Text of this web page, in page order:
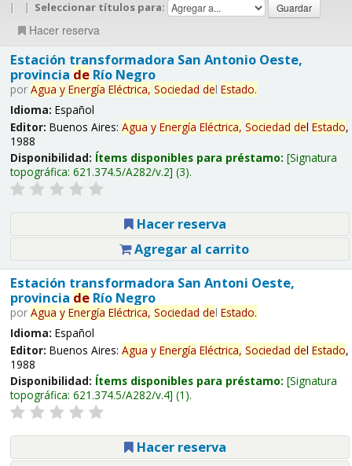
| | Seleccionar títulos para:
Hacer reserva
Estación transformadora San Antonio Oeste,
provincia deRío Negro
por Agua y Energía Eléctrica, Sociedad del Estado.
Idioma: Español
Editor: Buenos Aires: Agua y Energía Eléctrica, Sociedad del Estado,
1988
Disponibilidad: Ítems disponibles para préstamo: Signatura
topográfica: 621.374.5/A282/v.2 (3).
Hacer reserva
Agregar al carrito
Estación transformadora San Antoni Oeste,
provincia deRío Negro
por Agua y Energía Eléctrica, Sociedad del Estado.
Idioma: Español
Editor: Buenos Aires: Agua y Energía Eléctrica, Sociedad del Estado,
1988
Disponibilidad: Ítems disponibles para préstamo: Signatura
topográfica: 621.374.5/A282/v.4 (1).
Hacer reserva